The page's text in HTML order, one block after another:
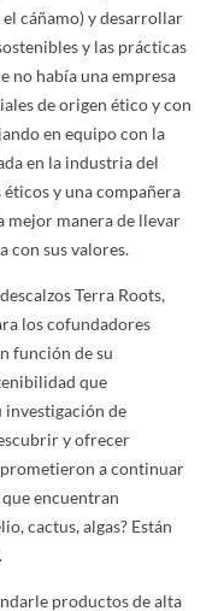
cáñamo) y desarrollar
y las prácticas
no había una empresa
de origen ético y con
en equipo con la
en la industria del
y una compañera
mejor manera de llevar
con sus valores.
Terra Roots,
los cofundadores
función de su
que
investigación de
y ofrecer
a continuar
encuentran
cactus, algas? Están
productos de alta